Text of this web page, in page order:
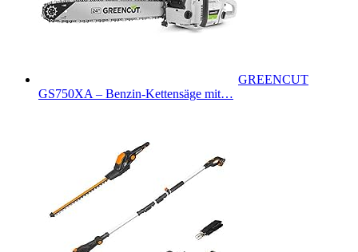
GREENCUT
GS750XA – Benzin-Kettensäge mit…